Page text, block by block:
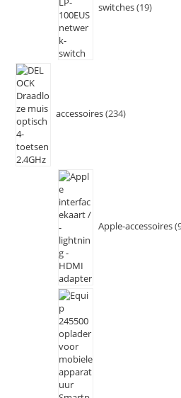
switches 19
accessoires 234
Apple-accessoires